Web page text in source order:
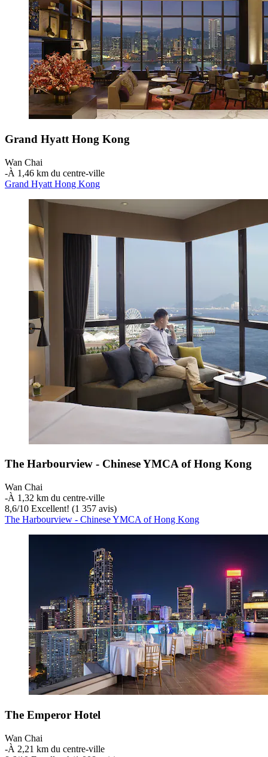
Grand Hyatt Hong Kong
Wan Chai
‐À 1,46 km du centre-ville
Grand Hyatt Hong Kong
The Harbourview - Chinese YMCA of Hong Kong
Wan Chai
‐À 1,32 km du centre-ville
8,6/10 Excellent! (1 357 avis)
The Harbourview - Chinese YMCA of Hong Kong
The Emperor Hotel
Wan Chai
‐À 2,21 km du centre-ville